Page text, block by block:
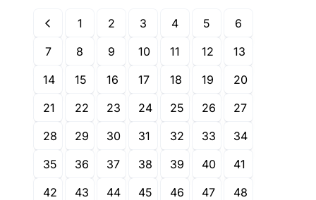
1 2 3 4 5
6
7
8 9 10 11 12
13
14
15 16 17 18 19
20
21
22 23 24 25 26
27
28
29 30 31 32 33
34
35
36 37 38 39 40
41
42
43 44 45 46 47
48